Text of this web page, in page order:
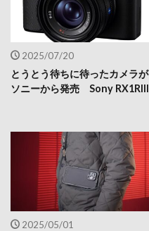
2025/07/20
とうとう待ちに待ったカメラが
ソニーから発売 Sony RX1RIII
2025/05/01